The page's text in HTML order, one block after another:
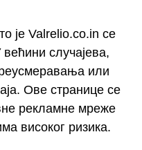
је Valrelio.co.in се
случајева,
или
Ове странице се
рекламне мреже
високог ризика.